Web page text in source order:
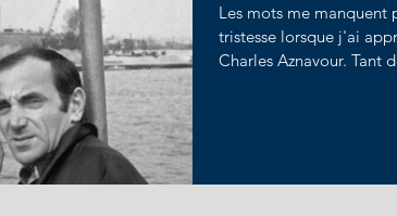
Les mots me manquent
tristesse lorsque j'ai
Charles Aznavour. Tant